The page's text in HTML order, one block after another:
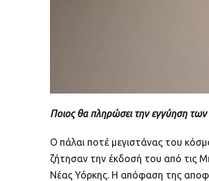
Ποιος θα πληρώσει την εγγύηση
Ο πάλαι ποτέ μεγιστάνας του
ζήτησαν την έκδοσή του από τις
Νέας Υόρκης. Η απόφαση της